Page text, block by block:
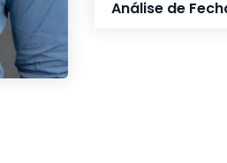
Análise de